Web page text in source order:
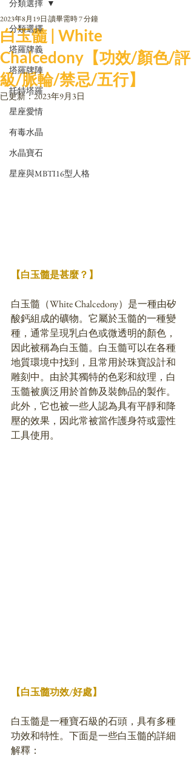
分類選擇
塔羅牌義
塔羅牌陣
托特塔羅
星座愛情
有毒水晶
水晶寶石
星座與MBTI16型人格
分類選擇
白玉髓 | White
Chalcedony【功效/顏色/評
級/脈輪/禁忌/五行】
2023年8月19日 讀畢需時 7 分鐘
已更新：2023年9月3日
【白玉髓是甚麼？】
白玉髓（White Chalcedony）是一種由矽
酸鈣組成的礦物。它屬於玉髓的一種變
種，通常呈現乳白色或微透明的顏色，
因此被稱為白玉髓。白玉髓可以在各種
地質環境中找到，且常用於珠寶設計和
雕刻中。由於其獨特的色彩和紋理，白
玉髓被廣泛用於首飾及裝飾品的製作。
此外，它也被一些人認為具有平靜和降
壓的效果，因此常被當作護身符或靈性
工具使用。
【白玉髓功效/好處】
白玉髓是一種寶石級的石頭，具有多種
功效和特性。下面是一些白玉髓的詳細
解釋：